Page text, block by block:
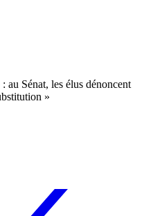
au Sénat, les élus dénoncent
»